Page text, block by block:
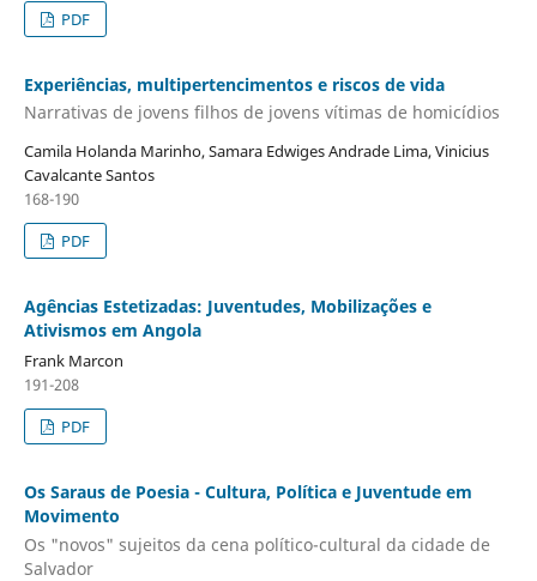
PDF
Experiências, multipertencimentos e riscos de vida
Narrativas de jovens filhos de jovens vítimas de homicídios
Camila Holanda Marinho, Samara Edwiges Andrade Lima, Vinicius
Cavalcante Santos
168-190
PDF
Agências Estetizadas: Juventudes, Mobilizações e
Ativismos em Angola
Frank Marcon
191-208
PDF
Os Saraus de Poesia - Cultura, Política e Juventude em
Movimento
Os "novos" sujeitos da cena político-cultural da cidade de
Salvador